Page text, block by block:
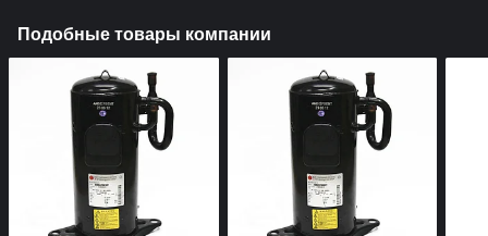
Подобные товары компании